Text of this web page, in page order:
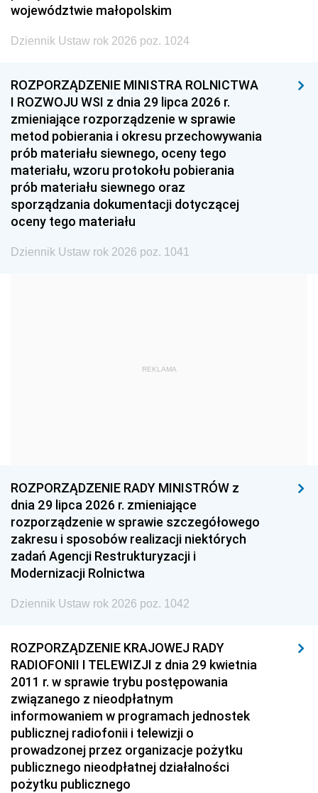
2002 2001
1999 1998
1993 1992 1991
1990 1989 1988
1987 1986 1985
1984 1983 1982
1981 1980
1978 1977
1975 1974
1959
1945 1944
1938 1937 1936
1935 1934
1932 1931
1929 1928
1923 1922
1920 1919 1918
województwie małopolskim
Dziennik Ustaw rok 2026 poz. 1024
ROZPORZĄDZENIE MINISTRA ROLNICTWA
I ROZWOJU WSI z dnia 29 lipca 2026 r.
zmieniające rozporządzenie w sprawie
metod pobierania i okresu przechowywania
prób materiału siewnego, oceny tego
materiału, wzoru protokołu pobierania
prób materiału siewnego oraz
sporządzania dokumentacji dotyczącej
oceny tego materiału
Dziennik Ustaw rok 2026 poz. 1041
REKLAMA
ROZPORZĄDZENIE RADY MINISTRÓW z
dnia 29 lipca 2026 r. zmieniające
rozporządzenie w sprawie szczegółowego
zakresu i sposobów realizacji niektórych
zadań Agencji Restrukturyzacji i
Modernizacji Rolnictwa
Dziennik Ustaw rok 2026 poz. 1042
ROZPORZĄDZENIE KRAJOWEJ RADY
RADIOFONII I TELEWIZJI z dnia 29 kwietnia
2011 r. w sprawie trybu postępowania
związanego z nieodpłatnym
informowaniem w programach jednostek
publicznej radiofonii i telewizji o
prowadzonej przez organizacje pożytku
publicznego nieodpłatnej działalności
pożytku publicznego